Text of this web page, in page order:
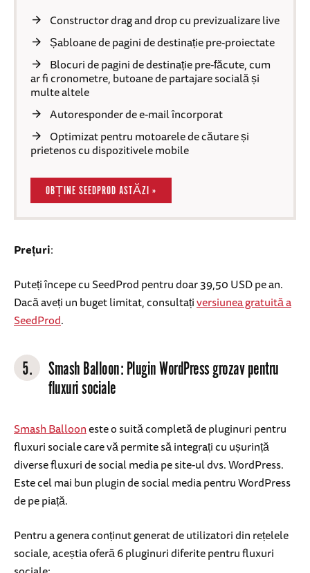
Constructor drag and drop cu previzualizare live
Șabloane de pagini de destinație pre-proiectate
Blocuri de pagini de destinație pre-făcute, cum
ar fi cronometre, butoane de partajare socială și
multe altele
Autoresponder de e-mail încorporat
Optimizat pentru motoarele de căutare și
prietenos cu dispozitivele mobile
OBȚINE SEEDPROD ASTĂZI »
Prețuri:
Puteți începe cu SeedProd pentru doar 39,50 USD pe an.
Dacă aveți un buget limitat, consultațiversiunea gratuită a
SeedProd.
5.
Smash Balloon: Plugin WordPress grozav pentru
fluxuri sociale
Smash Ballooneste o suită completă de pluginuri pentru
fluxuri sociale care vă permite să integrați cu ușurință
diverse fluxuri de social media pe site-ul dvs. WordPress.
Este cel mai bun plugin de social media pentru WordPress
de pe piață.
Pentru a genera conținut generat de utilizatori din rețelele
sociale, aceștia oferă 6 pluginuri diferite pentru fluxuri